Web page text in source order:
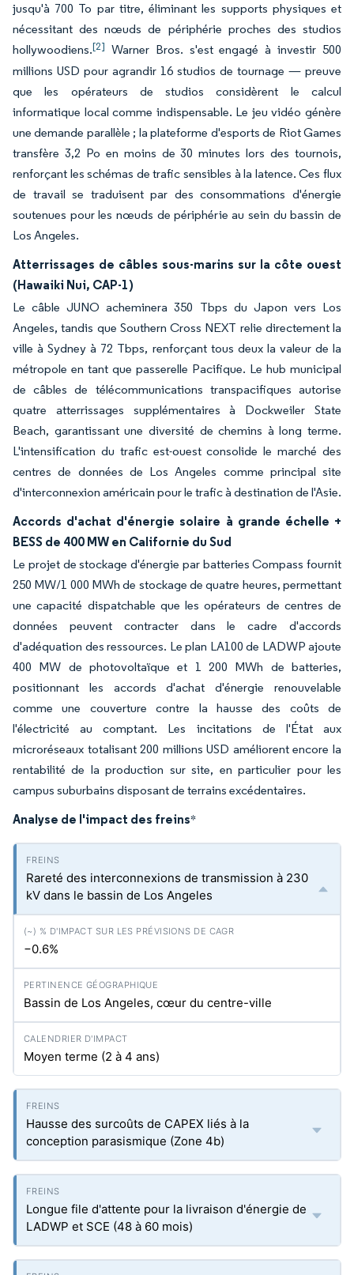
jusqu'à 700 To par titre, éliminant les supports physiques et
nécessitant des nœuds de périphérie proches des studios
hollywoodiens.[2] Warner Bros. s'est engagé à investir 500
millions USD pour agrandir 16 studios de tournage — preuve
que les opérateurs de studios considèrent le calcul
informatique local comme indispensable. Le jeu vidéo génère
une demande parallèle ; la plateforme d'esports de Riot Games
transfère 3,2 Po en moins de 30 minutes lors des tournois,
renforçant les schémas de trafic sensibles à la latence. Ces flux
de travail se traduisent par des consommations d'énergie
soutenues pour les nœuds de périphérie au sein du bassin de
Los Angeles.
Atterrissages de câbles sous-marins sur la côte ouest
(Hawaiki Nui, CAP-1)
Le câble JUNO acheminera 350 Tbps du Japon vers Los
Angeles, tandis que Southern Cross NEXT relie directement la
ville à Sydney à 72 Tbps, renforçant tous deux la valeur de la
métropole en tant que passerelle Pacifique. Le hub municipal
de câbles de télécommunications transpacifiques autorise
quatre atterrissages supplémentaires à Dockweiler State
Beach, garantissant une diversité de chemins à long terme.
L'intensification du trafic est-ouest consolide le marché des
centres de données de Los Angeles comme principal site
d'interconnexion américain pour le trafic à destination de l'Asie.
Accords d'achat d'énergie solaire à grande échelle +
BESS de 400 MW en Californie du Sud
Le projet de stockage d'énergie par batteries Compass fournit
250 MW/1 000 MWh de stockage de quatre heures, permettant
une capacité dispatchable que les opérateurs de centres de
données peuvent contracter dans le cadre d'accords
d'adéquation des ressources. Le plan LA100 de LADWP ajoute
400 MW de photovoltaïque et 1 200 MWh de batteries,
positionnant les accords d'achat d'énergie renouvelable
comme une couverture contre la hausse des coûts de
l'électricité au comptant. Les incitations de l'État aux
microréseaux totalisant 200 millions USD améliorent encore la
rentabilité de la production sur site, en particulier pour les
campus suburbains disposant de terrains excédentaires.
Analyse de l'impact des freins*
Rareté des interconnexions de transmission à 230
kV dans le bassin de Los Angeles
−0.6%
Bassin de Los Angeles, cœur du centre-ville
Moyen terme (2 à 4 ans)
Hausse des surcoûts de CAPEX liés à la
conception parasismique (Zone 4b)
Longue file d'attente pour la livraison d'énergie de
LADWP et SCE (48 à 60 mois)